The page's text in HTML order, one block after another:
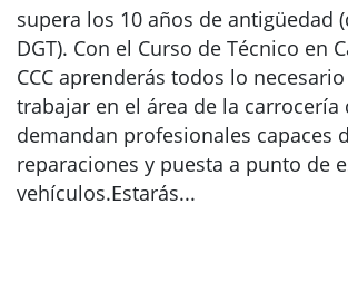
supera los 10 años de antigüedad
DGT). Con el Curso de Técnico en
CCC aprenderás todos lo
trabajar en el área de la carrocería
demandan profesionales capaces
reparaciones y puesta a punto de
vehículos.Estarás...